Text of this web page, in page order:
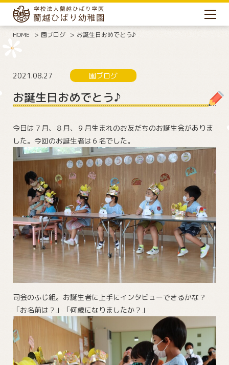
HOME 園ブログ お誕生日おめでとう♪
2021.08.27 園ブログ
お誕生日おめでとう♪
今日は７月、８月、９月生まれのお友だちのお誕生会がありま
した。今回のお誕生者は６名でした。
司会のふじ組。お誕生者に上手にインタビューできるかな？
「お名前は？」「何歳になりましたか？」